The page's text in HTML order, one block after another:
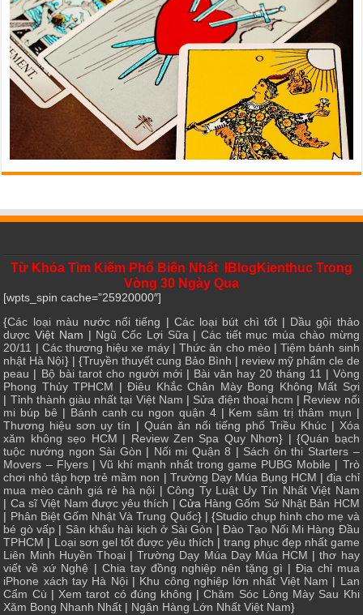
Từ Khóa Tìm Kiếm Phổ Biến Nhất IBlogKienthuc Trong
Vòng 30 Ngày Qua
[wpts_spin cache=”25920000″]
{Các loại màu nước nổi tiếng | Các loại bút chì tốt| Dầu gội thảo
dược Việt Nam | Ngũ Cốc Lợi Sữa | Các tiết mục múa chào mừng
20/11 | Các thương hiệu xe máy|Thức ăn cho mèo|Tiệm bánh sinh
nhật Hà Nội} | {Truyền thuyết cung Bảo Bình | review mỹ phẩm cle de
peau | Bộ bài tarot cho người mới| Bài văn hay 20 tháng 11 | Vòng
Phong Thủy TPHCM |Điêu Khắc Chân Mày Bong Không Mất Sợi
| Tỉnh thành giàu nhất tại Việt Nam | Sửa điện thoại hcm | Review nối
mi búp bê | Bánh canh cu ngon quận 4| Kem sâm trị thâm mụn |
Thương hiệu sơn uy tín | Quán ăn nổi tiếng phố Triều Khúc| Xóa
xăm không sẹo HCM | Review Zen Spa Quy Nhơn} | {Quán bạch
tuộc nướng ngon Sài Gòn | Nối mi Quận 8 | Sách ôn thi Starters –
Movers – Flyers| Vũ khí mạnh nhất trong game PUBG Mobile | Trò
chơi nhỏ tập hợp trẻ mầm non | Trường Dạy Múa Bụng HCM | địa chỉ
mua mèo cảnh giá rẻ hà nội |Công Ty Luật Uy Tín Nhất Việt Nam
| Ca sĩ Việt Nam được yêu thích | Cửa Hàng Gốm Sứ Nhật Bản HCM
| Phân Biệt Gốm Nhật Và Trung Quốc} | {Studio chụp hình cho mẹ và
bé gò vấp | Sân khấu hài kịch ở Sài Gòn |Đào Tạo Nối Mi Hàng Đầu
TPHCM | Loại sơn gel tốt được yêu thích | trang phục đẹp nhất game
Liên Minh Huyền Thoại|Trường Dạy Múa Dạy Múa HCM |thơ hay
viết về xứ Nghệ | Chia tay đồng nghiệp nên tặng gì | Địa chỉ mua
iPhone xách tay Hà Nội| Khu công nghiệp lớn nhất Việt Nam | Lan
Cẩm Cù | Xem tarot có đúng không |Chăm Sóc Lông Mày Sau Khi
Xăm Bong Nhanh Nhất | Ngân Hàng Lớn Nhất Việt Nam}